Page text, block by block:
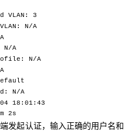
VLAN: 3
N/A
N/A
N/A
N/A
18:01:43
2s
发起认证，输入正确的用户名和